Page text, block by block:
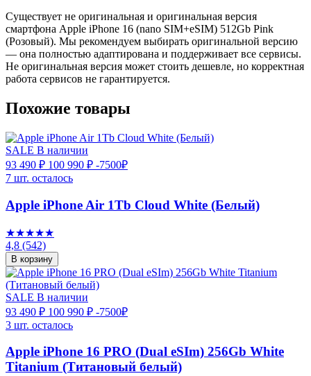
Существует не оригинальная и оригинальная версия
смартфона Apple iPhone 16 (nano SIM+eSIM) 512Gb Pink
(Розовый). Мы рекомендуем выбирать оригинальной версию
— она полностью адаптирована и поддерживает все сервисы.
Не оригинальная версия может стоить дешевле, но корректная
работа сервисов не гарантируется.
Похожие товары
SALE В наличии
93 490 ₽ 100 990 ₽ -7500₽
7 шт. осталось
Apple iPhone Air 1Tb Cloud White (Белый)
★★★★★
4,8 (542)
В корзину
SALE В наличии
93 490 ₽ 100 990 ₽ -7500₽
3 шт. осталось
Apple iPhone 16 PRO (Dual eSIm) 256Gb White
Titanium (Титановый белый)